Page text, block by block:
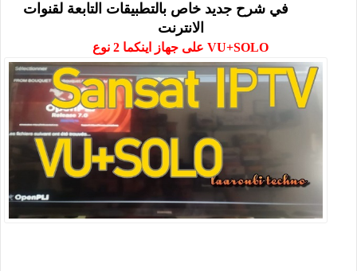
في شرح جديد خاص بالتطبيقات التابعة لقنوات
الانترنت
VU+SOLO على جهاز اينكما 2 نوع